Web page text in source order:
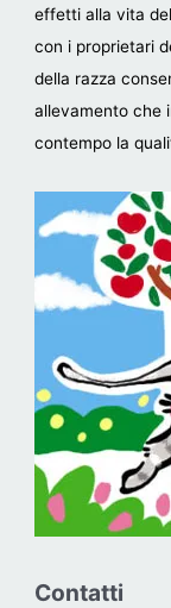
effetti alla vita
con i proprietari
della razza
allevamento che
contempo la
Contatti